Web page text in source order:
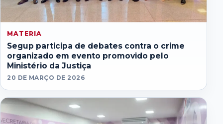
MATERIA
Segup participa de debates contra o crime
organizado em evento promovido pelo
Ministério da Justiça
20 DE MARÇO DE 2026